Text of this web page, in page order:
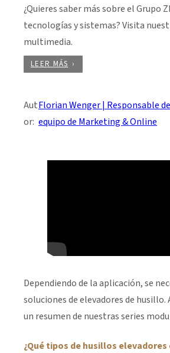
¿Quieres saber más sobre el Grupo
tecnologías y sistemas? Visita
multimedia.
LEER MÁS
Aut
or:
Florian Wenger | Responsable
equipo de Marketing & Online
Dependiendo de la aplicación, se
soluciones de elevadores de husillo.
un resumen de nuestras series
¿Qué tipos de husillos elevadores